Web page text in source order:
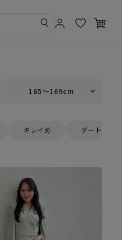
165～169cm
キレイめ デート